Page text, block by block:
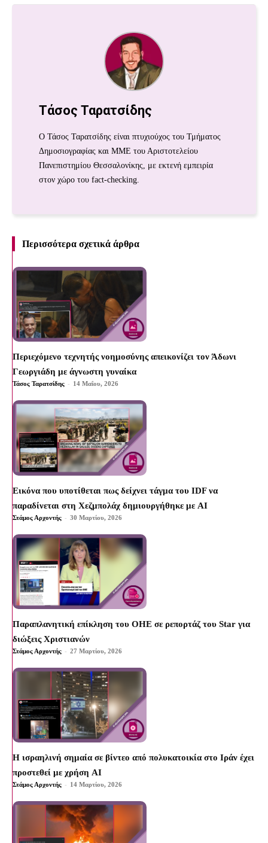
Τάσος Ταρατσίδης
Ο Τάσος Ταρατσίδης είναι πτυχιούχος του Τμήματος
Δημοσιογραφίας και ΜΜΕ του Αριστοτελείου
Πανεπιστημίου Θεσσαλονίκης, με εκτενή εμπειρία
στον χώρο του fact-checking.
Περισσότερα σχετικά άρθρα
Περιεχόμενο τεχνητής νοημοσύνης απεικονίζει τον Άδωνι
Γεωργιάδη με άγνωστη γυναίκα
Τάσος Ταρατσίδης - 14 Μαΐου, 2026
Εικόνα που υποτίθεται πως δείχνει τάγμα του IDF να
παραδίνεται στη Χεζμπολάχ δημιουργήθηκε με AI
Στάμος Αρχοντής - 30 Μαρτίου, 2026
Παραπλανητική επίκληση του ΟΗΕ σε ρεπορτάζ του Star για
διώξεις Χριστιανών
Στάμος Αρχοντής - 27 Μαρτίου, 2026
Η ισραηλινή σημαία σε βίντεο από πολυκατοικία στο Ιράν έχει
προστεθεί με χρήση AI
Στάμος Αρχοντής - 14 Μαρτίου, 2026